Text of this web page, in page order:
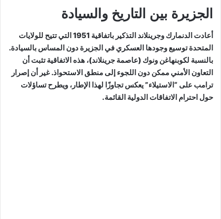
الجزيرة بين التاريخ والسيادة
أعادت الدنمارك وجرينلاند التذكير باتفاقية 1951 التي تتيح للولايات
المتحدة توسيع وجودها العسكري في الجزيرة دون المساس بالسيادة.
بالنسبة لكوبنهاغن ونوك (عاصمة جرينلاند)، هذه الاتفاقية تثبت أن
التعاون الأمني ممكن دون اللجوء إلى منطق الاستحواذ. غير أن إصرار
ترامب على “الاستيلاء” يعكس تجاوزًا لهذا الإطار، ويطرح تساؤلات
حول احترام الاتفاقات الدولية القائمة.